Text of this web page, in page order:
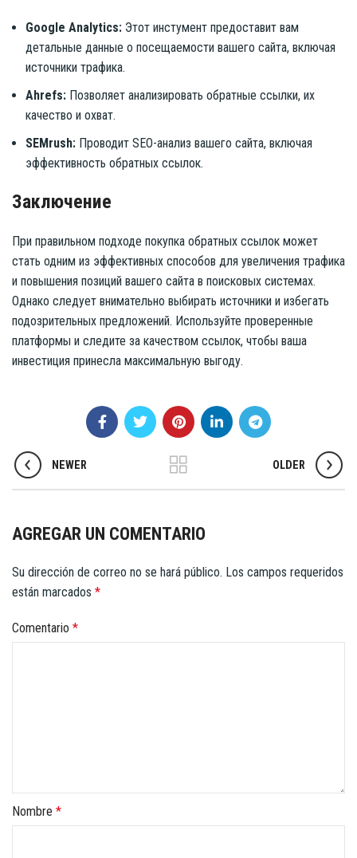
Google Analytics: Этот инстумент предоставит вам
детальные данные о посещаемости вашего сайта, включая
источники трафика.
Ahrefs: Позволяет анализировать обратные ссылки, их
качество и охват.
SEMrush: Проводит SEO-анализ вашего сайта, включая
эффективность обратных ссылок.
Заключение
При правильном подходе покупка обратных ссылок может
стать одним из эффективных способов для увеличения трафика
и повышения позиций вашего сайта в поисковых системах.
Однако следует внимательно выбирать источники и избегать
подозрительных предложений. Используйте проверенные
платформы и следите за качеством ссылок, чтобы ваша
инвестиция принесла максимальную выгоду.
NEWER OLDER
AGREGAR UN COMENTARIO
Su dirección de correo no se hará público. Los campos requeridos
están marcados *
Comentario *
Nombre *